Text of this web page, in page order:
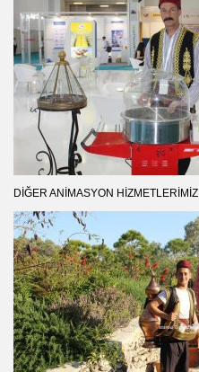
DIĞER ANIMASYON HIZMETLERIMIZ